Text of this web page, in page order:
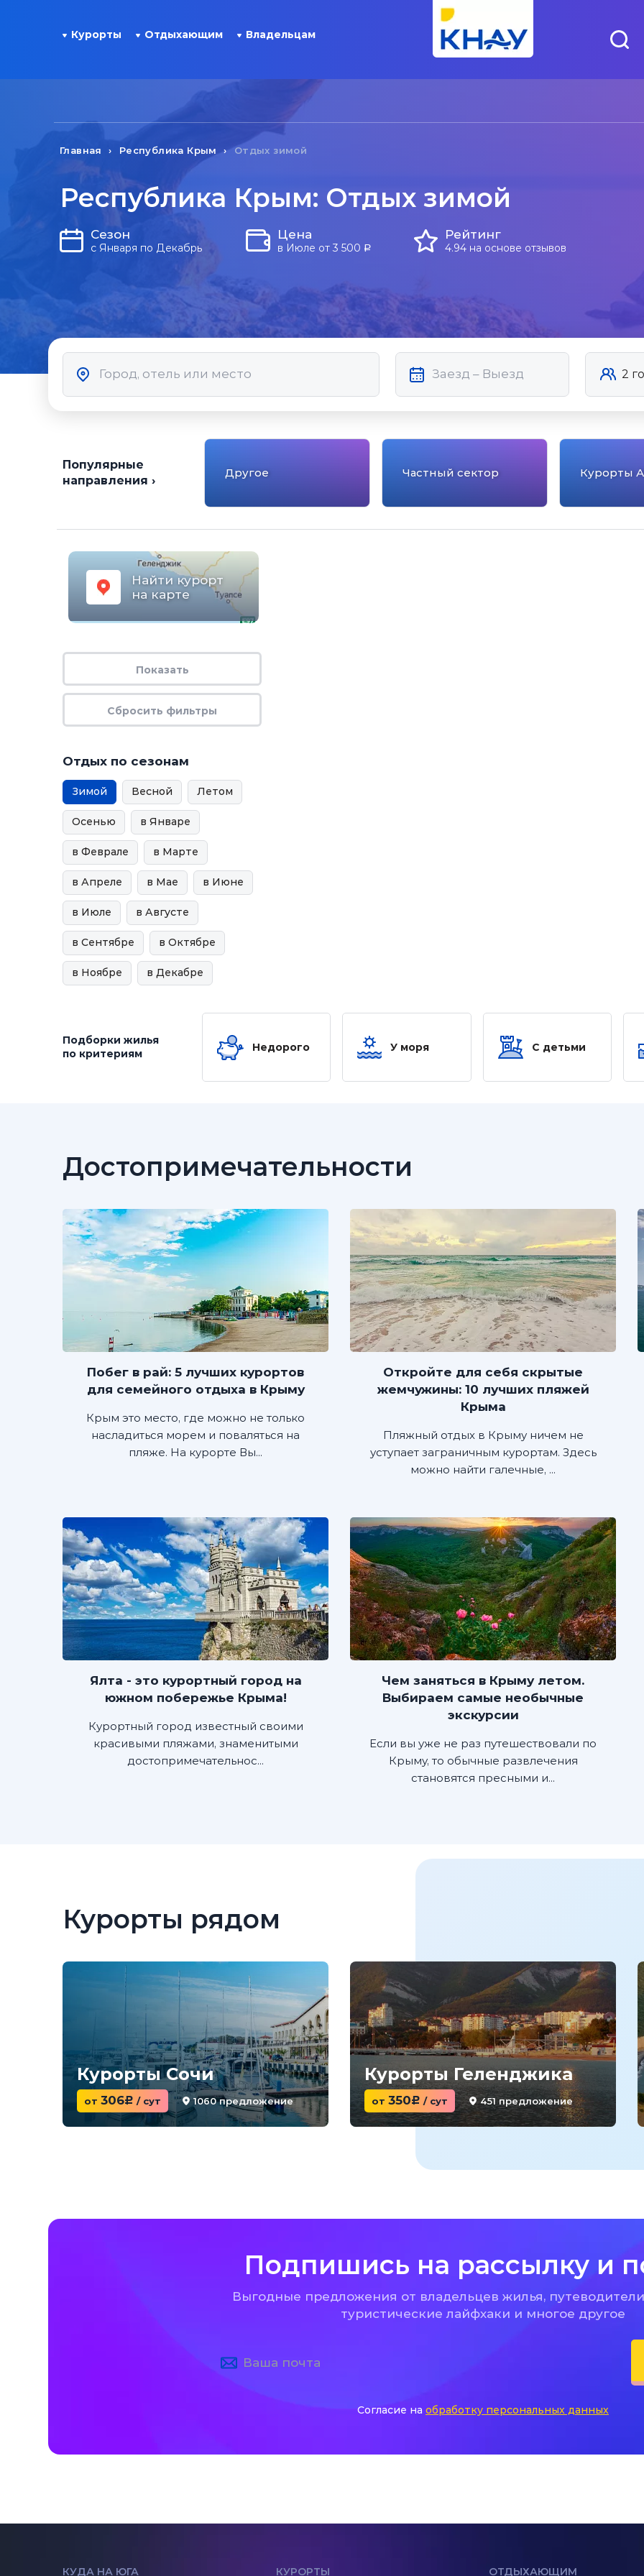
Курорты Отдыхающим Владельцам
Главная Республика Крым Отдых зимой
Республика Крым: Отдых зимой
Сезон
с Января по Декабрь
Цена
в Июле от 3 500 a
Рейтинг
4.94 на основе отзывов
Популярные
направления ›
Другое Частный сектор Курорты
Найти курорт
на карте
Отдых по сезонам
Зимой Весной Летом
Осенью в Январе
в Феврале в Марте
в Апреле в Мае в Июне
в Июле в Августе
в Сентябре в Октябре
в Ноябре в Декабре
Подборки жилья
по критериям
Недорого У моря С детьми
Достопримечательности
Побег в рай: 5 лучших курортов
для семейного отдыха в Крыму
Крым это место, где можно не только
насладиться морем и поваляться на
пляже. На курорте Вы...
Откройте для себя скрытые
жемчужины: 10 лучших пляжей
Крыма
Пляжный отдых в Крыму ничем не
уступает заграничным курортам. Здесь
можно найти галечные, ...
Ялта - это курортный город на
южном побережье Крыма!
Курортный город известный своими
красивыми пляжами, знаменитыми
достопримечательнос...
Чем заняться в Крыму летом.
Выбираем самые необычные
экскурсии
Если вы уже не раз путешествовали по
Крыму, то обычные развлечения
становятся пресными и...
Курорты рядом
Курорты Сочи
от 306c / сут 1060 предложение
Курорты Геленджика
от 350c / сут 451 предложение
Подпишись на рассылку и
Выгодные предложения от владельцев жилья,
туристические лайфхаки и многое другое
Согласие на обработку персональных данных
КУДА НА ЮГА КУРОРТЫ ОТДЫХАЮЩИМ